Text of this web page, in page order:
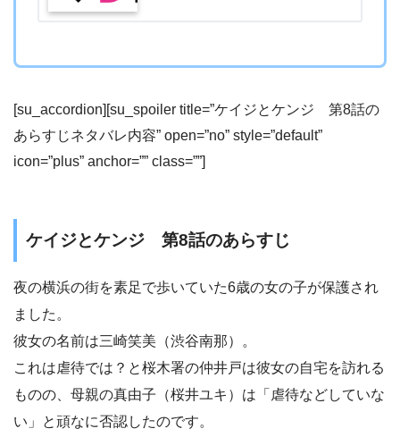
[su_accordion][su_spoiler title=”ケイジとケンジ 第8話の
あらすじネタバレ内容” open=”no” style=”default”
icon=”plus” anchor=”” class=””]
ケイジとケンジ 第8話のあらすじ
夜の横浜の街を素足で歩いていた6歳の女の子が保護され
ました。
彼女の名前は三崎笑美（渋谷南那）。
これは虐待では？と桜木署の仲井戸は彼女の自宅を訪れる
ものの、母親の真由子（桜井ユキ）は「虐待などしていな
い」と頑なに否認したのです。